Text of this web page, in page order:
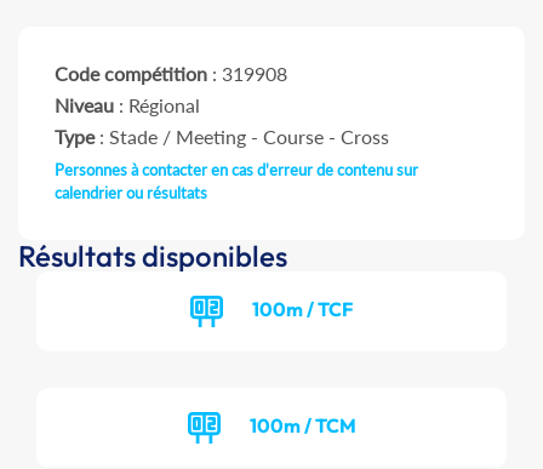
Code compétition : 319908
Niveau : Régional
Type: Stade / Meeting - Course - Cross
Personnes à contacter en cas d'erreur de contenu sur
calendrier ou résultats
Résultats disponibles
100m / TCF
100m / TCM